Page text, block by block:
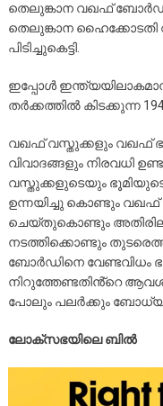
തെലുങ്കാന വഖഫ് ബോർഡ്
തെലുങ്കാന
പിടിച്ചുകെട്ടി.
ഇപ്പോൾ
തർക്കത്തിൽ കിടക്കുന്ന
വഖഫ് വസ്തുക്കളും വഖഫ്
വിവാദങ്ങളും നിരവധി
വസ്തുക്കളുടെയും
ഉന്നയിച്ചു കൊണ്ടും വഖഫ്
ചെയ്തുകൊണ്ടും
നടത്തിക്കൊണ്ടും
ബോർഡിനെ
നിറുത്തേണ്ടതിൻ്റെ
പോലും പലർക്കും
ലോക്സഭയിലെ ബിൽ